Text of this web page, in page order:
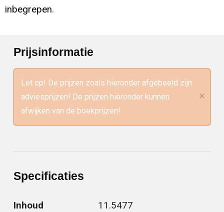
inbegrepen.
Prijsinformatie
Let op! De prijzen zoals hieronder afgebeeld zijn
adviesprijzen! De prijzen hieronder kunnen
afwijken van de boekprijzen!
×
Specificaties
Inhoud 11.5477